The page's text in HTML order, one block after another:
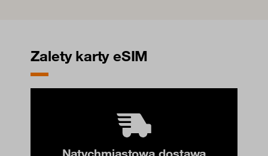
Zalety karty eSIM
Natychmiastowa dostawa